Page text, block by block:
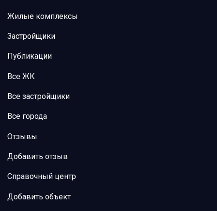
Жилые комплексы
Застройщики
Публикации
Все ЖК
Все застройщики
Все города
Отзывы
Добавить отзыв
Справочный центр
Добавить объект